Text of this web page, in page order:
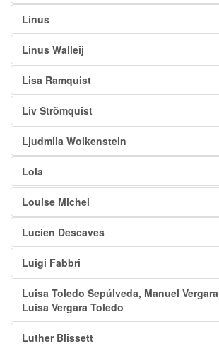
Linus
Linus Walleij
Lisa Ramquist
Liv Strömquist
Ljudmila Wolkenstein
Lola
Louise Michel
Lucien Descaves
Luigi Fabbri
Luisa Toledo Sepúlveda, Manuel
Luisa Vergara Toledo
Luther Blissett